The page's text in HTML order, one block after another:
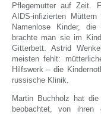
Pflegemutter auf Zeit.
AIDS-infizierten
Namenlose Kinder,
brachte man sie im
Gitterbett. Astrid
meisten fehlt:
Hilfswerk – die
russische Klinik.
Martin Buchholz hat
beobachtet, von ihren